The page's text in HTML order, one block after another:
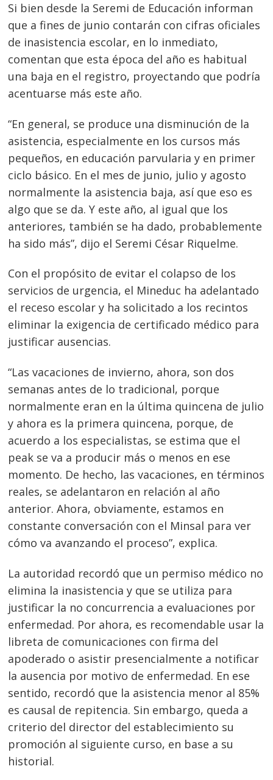
Si bien desde la Seremi de Educación informan
que a fines de junio contarán con cifras oficiales
de inasistencia escolar, en lo inmediato,
comentan que esta época del año es habitual
una baja en el registro, proyectando que podría
acentuarse más este año.
“En general, se produce una disminución de la
asistencia, especialmente en los cursos más
pequeños, en educación parvularia y en primer
ciclo básico. En el mes de junio, julio y agosto
normalmente la asistencia baja, así que eso es
algo que se da. Y este año, al igual que los
anteriores, también se ha dado, probablemente
ha sido más”, dijo el Seremi César Riquelme.
Con el propósito de evitar el colapso de los
servicios de urgencia, el Mineduc ha adelantado
el receso escolar y ha solicitado a los recintos
eliminar la exigencia de certificado médico para
justificar ausencias.
“Las vacaciones de invierno, ahora, son dos
semanas antes de lo tradicional, porque
normalmente eran en la última quincena de julio
y ahora es la primera quincena, porque, de
acuerdo a los especialistas, se estima que el
peak se va a producir más o menos en ese
momento. De hecho, las vacaciones, en términos
reales, se adelantaron en relación al año
anterior. Ahora, obviamente, estamos en
constante conversación con el Minsal para ver
cómo va avanzando el proceso”, explica.
La autoridad recordó que un permiso médico no
elimina la inasistencia y que se utiliza para
justificar la no concurrencia a evaluaciones por
enfermedad. Por ahora, es recomendable usar la
libreta de comunicaciones con firma del
apoderado o asistir presencialmente a notificar
la ausencia por motivo de enfermedad. En ese
sentido, recordó que la asistencia menor al 85%
es causal de repitencia. Sin embargo, queda a
criterio del director del establecimiento su
promoción al siguiente curso, en base a su
historial.
Navegación
de
entradas